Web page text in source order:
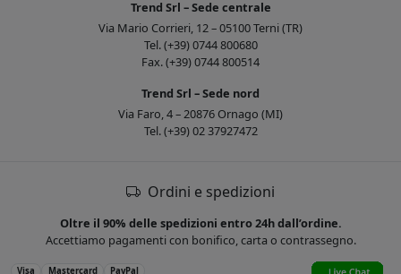
Trend Srl – Sede centrale
Via Mario Corrieri, 12 – 05100 Terni (TR)
Tel. (+39) 0744 800680
Fax. (+39) 0744 800514
Trend Srl – Sede nord
Via Faro, 4 – 20876 Ornago (MI)
Tel. (+39) 02 37927472
Ordini e spedizioni
Oltre il 90% delle spedizioni entro 24h dall’ordine.
Accettiamo pagamenti con bonifico, carta o contrassegno.
Visa Mastercard PayPal